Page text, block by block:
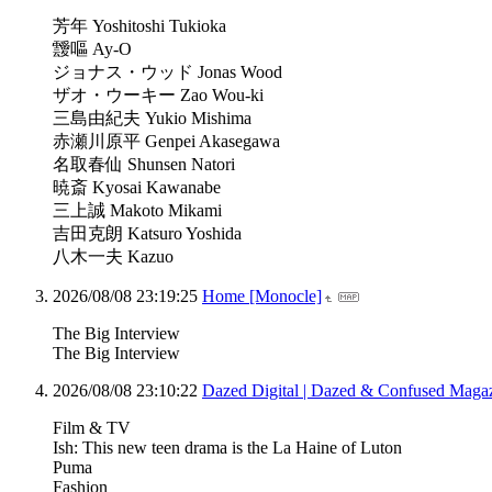
芳年 Yoshitoshi Tukioka
靉嘔 Ay-O
ジョナス・ウッド Jonas Wood
ザオ・ウーキー Zao Wou-ki
三島由紀夫 Yukio Mishima
赤瀬川原平 Genpei Akasegawa
名取春仙 Shunsen Natori
暁斎 Kyosai Kawanabe
三上誠 Makoto Mikami
吉田克朗 Katsuro Yoshida
八木一夫 Kazuo
2026/08/08 23:19:25 Home [Monocle]
The Big Interview
The Big Interview
2026/08/08 23:10:22 Dazed Digital | Dazed & Confused
Film & TV
Ish: This new teen drama is the La Haine of Luton
Puma
Fashion